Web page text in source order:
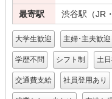
最寄駅 渋谷駅（JR
大学生歓迎 主婦･主夫歓迎
学歴不問 シフト制 土
交通費支給 社員登用あり